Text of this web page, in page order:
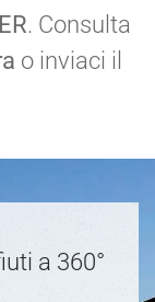
. Consulta
o inviaci il
a 360°